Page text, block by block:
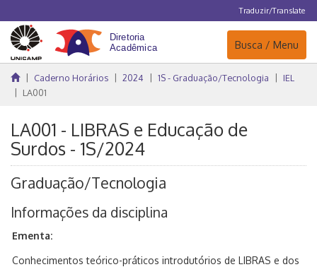
Traduzir/Translate
Navegação
Busca / Menu
Caderno Horários 2024 1S - Graduação/Tecnologia
IEL
LA001
LA001 - LIBRAS e Educação de
Surdos - 1S/2024
Graduação/Tecnologia
Informações da disciplina
Ementa:
Conhecimentos teórico-práticos introdutórios de LIBRAS e dos